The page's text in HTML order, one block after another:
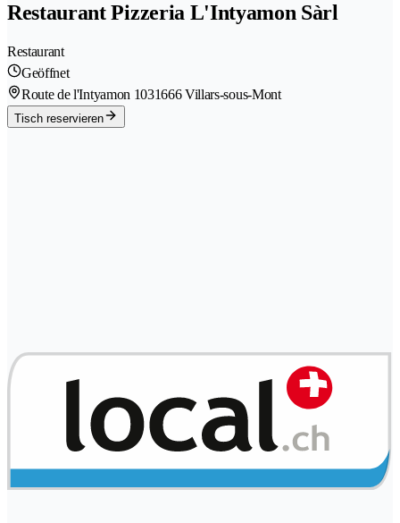
Restaurant Pizzeria L'Intyamon Sàrl
Restaurant
Geöffnet
Route de l'Intyamon 1031666 Villars-sous-Mont
Tisch reservieren